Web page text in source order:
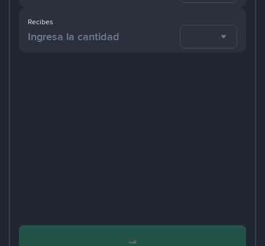
Recibes